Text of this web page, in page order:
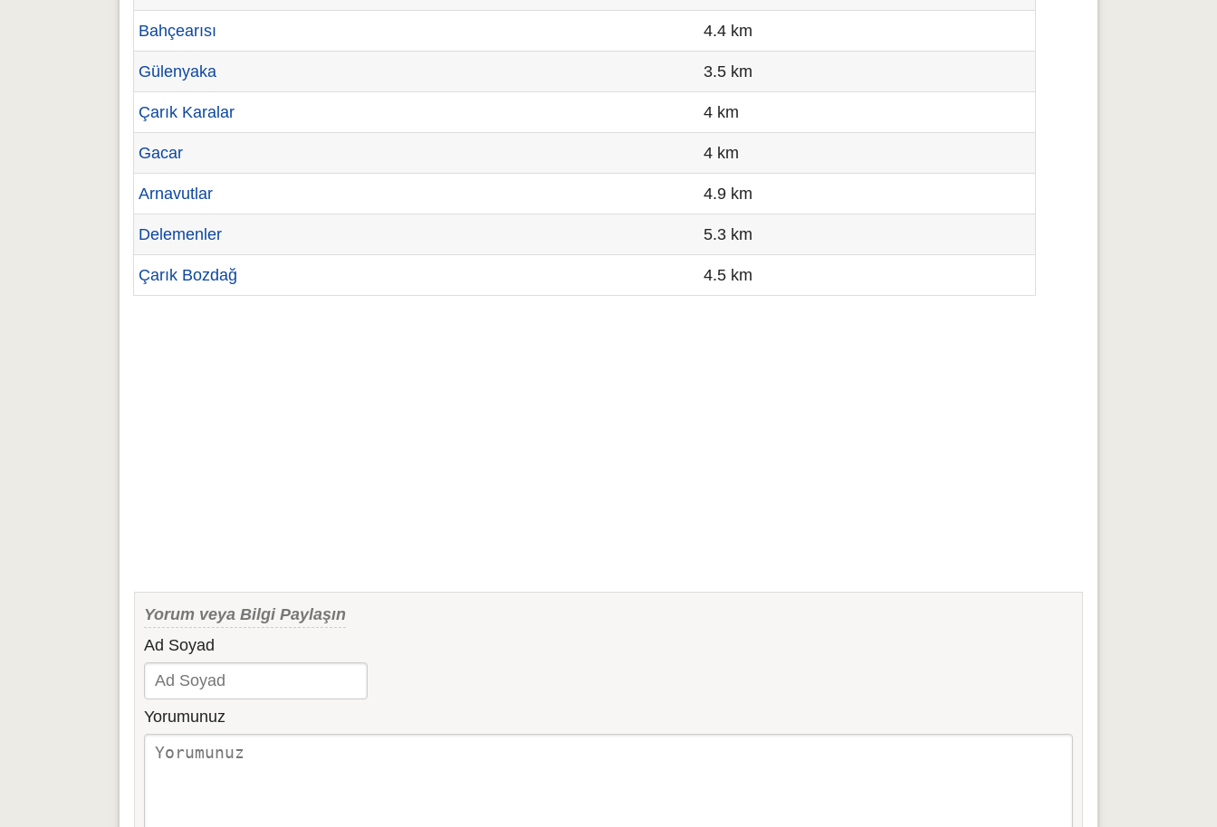
Bahçearısı 4.4 km
Gülenyaka 3.5 km
Çarık Karalar 4 km
Gacar 4 km
Arnavutlar 4.9 km
Delemenler 5.3 km
Çarık Bozdağ 4.5 km
Yorum veya Bilgi Paylaşın
Ad Soyad
Yorumunuz